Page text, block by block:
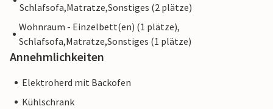
Schlafsofa,Matratze,Sonstiges (2 plätze)
Wohnraum - Einzelbett(en) (1 plätze),
Schlafsofa,Matratze,Sonstiges (1 plätze)
Annehmlichkeiten
Elektroherd mit Backofen
Kühlschrank